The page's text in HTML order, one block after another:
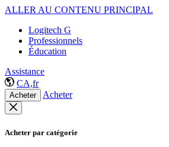
ALLER AU CONTENU PRINCIPAL
Logitech G
Professionnels
Éducation
Assistance
CA,fr
Acheter Acheter
Acheter par catégorie